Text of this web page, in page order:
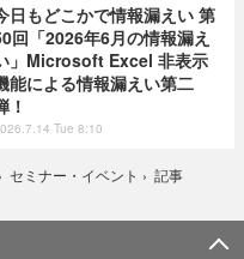
日もどこかで情報漏えい 第
回「2026年6月の情報漏え
」Microsoft Excel 非表示
能による情報漏えい第二
！
Tue 8:10
› セミナー・イベント › 記事